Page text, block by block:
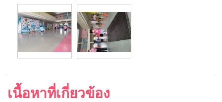
เนื้อหาที่เกี่ยวข้อง